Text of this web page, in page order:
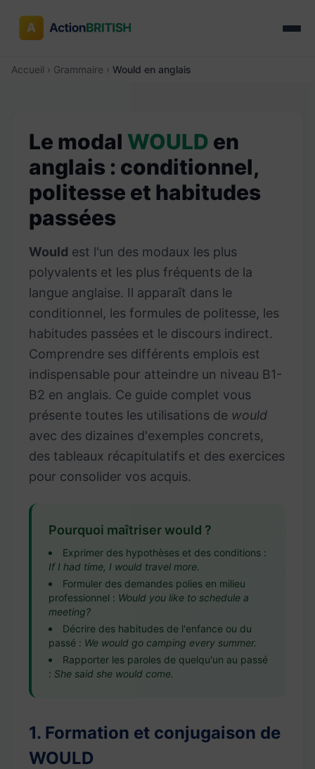
Accueil › Grammaire › Would en anglais
Le modal WOULD en
anglais : conditionnel,
politesse et habitudes
passées
Would est l'un des modaux les plus
polyvalents et les plus fréquents de la
langue anglaise. Il apparaît dans le
conditionnel, les formules de politesse, les
habitudes passées et le discours indirect.
Comprendre ses différents emplois est
indispensable pour atteindre un niveau B1-
B2 en anglais. Ce guide complet vous
présente toutes les utilisations de would
avec des dizaines d'exemples concrets,
des tableaux récapitulatifs et des exercices
pour consolider vos acquis.
Pourquoi maîtriser would ?
Exprimer des hypothèses et des conditions :
If I had time, I would travel more.
Formuler des demandes polies en milieu
professionnel : Would you like to schedule a
meeting?
Décrire des habitudes de l'enfance ou du
passé : We would go camping every summer.
Rapporter les paroles de quelqu'un au passé
: She said she would come.
1. Formation et conjugaison de
WOULD